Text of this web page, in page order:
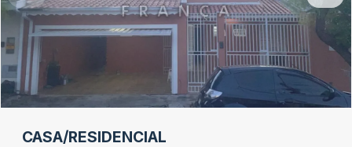
CASA/RESIDENCIAL